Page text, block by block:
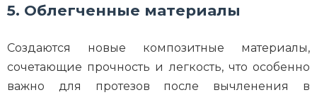
5. Облегченные материалы
Создаются новые композитные материалы,
сочетающие прочность и легкость, что особенно
важно для протезов после вычленения в